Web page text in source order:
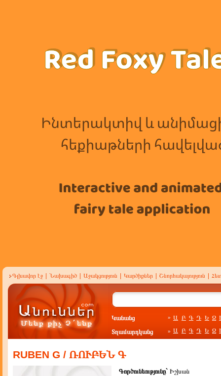
Գլխավոր էջ Նախագիծ Աջակցություն Կարծիքներ Շնորհակալություն
Կանանց » Ա Բ Գ Դ Ե Զ
Տղամարդկանց » Ա Բ Գ Դ Ե Զ
RUBEN G / ՌՈՒԲԵՆ Գ
Գործունեությունը` Իշխան